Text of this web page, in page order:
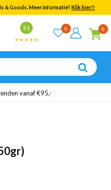
& Goods. Meer informatie? Klik hier!!
9.1 0 0
vanaf €95,-